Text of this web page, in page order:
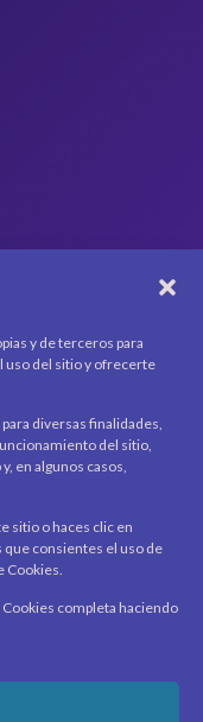
y de terceros para
uso del sitio y ofrecerte
diversas finalidades,
del sitio,
en algunos casos,
sitio o haces clic en
consientes el uso de
Cookies.
completa haciendo
al día con
tu correo.